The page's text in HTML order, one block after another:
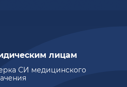
лицам
СИ медицинского